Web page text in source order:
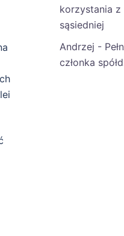
korzystania z
sąsiedniej
Andrzej -
członka